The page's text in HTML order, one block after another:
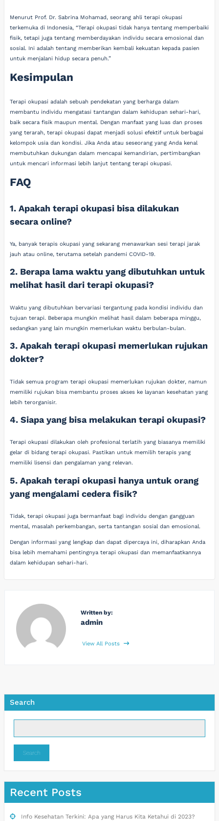
Menurut Prof. Dr. Sabrina Mohamad, seorang ahli terapi okupasi
terkemuka di Indonesia, “Terapi okupasi tidak hanya tentang memperbaiki
fisik, tetapi juga tentang memberdayakan individu secara emosional dan
sosial. Ini adalah tentang memberikan kembali kekuatan kepada pasien
untuk menjalani hidup secara penuh.”
Kesimpulan
Terapi okupasi adalah sebuah pendekatan yang berharga dalam
membantu individu mengatasi tantangan dalam kehidupan sehari-hari,
baik secara fisik maupun mental. Dengan manfaat yang luas dan proses
yang terarah, terapi okupasi dapat menjadi solusi efektif untuk berbagai
kelompok usia dan kondisi. Jika Anda atau seseorang yang Anda kenal
membutuhkan dukungan dalam mencapai kemandirian, pertimbangkan
untuk mencari informasi lebih lanjut tentang terapi okupasi.
FAQ
1. Apakah terapi okupasi bisa dilakukan
secara online?
Ya, banyak terapis okupasi yang sekarang menawarkan sesi terapi jarak
jauh atau online, terutama setelah pandemi COVID-19.
2. Berapa lama waktu yang dibutuhkan untuk
melihat hasil dari terapi okupasi?
Waktu yang dibutuhkan bervariasi tergantung pada kondisi individu dan
tujuan terapi. Beberapa mungkin melihat hasil dalam beberapa minggu,
sedangkan yang lain mungkin memerlukan waktu berbulan-bulan.
3. Apakah terapi okupasi memerlukan rujukan
dokter?
Tidak semua program terapi okupasi memerlukan rujukan dokter, namun
memiliki rujukan bisa membantu proses akses ke layanan kesehatan yang
lebih terorganisir.
4. Siapa yang bisa melakukan terapi okupasi?
Terapi okupasi dilakukan oleh profesional terlatih yang biasanya memiliki
gelar di bidang terapi okupasi. Pastikan untuk memilih terapis yang
memiliki lisensi dan pengalaman yang relevan.
5. Apakah terapi okupasi hanya untuk orang
yang mengalami cedera fisik?
Tidak, terapi okupasi juga bermanfaat bagi individu dengan gangguan
mental, masalah perkembangan, serta tantangan sosial dan emosional.
Dengan informasi yang lengkap dan dapat dipercaya ini, diharapkan Anda
bisa lebih memahami pentingnya terapi okupasi dan memanfaatkannya
dalam kehidupan sehari-hari.
Written by:
admin
View All Posts
Search
Search
Recent Posts
Info Kesehatan Terkini: Apa yang Harus Kita Ketahui di 2023?